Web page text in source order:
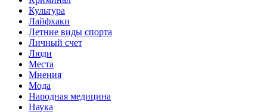
Культура
Лайфхаки
Летние виды спорта
Личный счет
Люди
Места
Мнения
Мода
Народная медицина
Наука